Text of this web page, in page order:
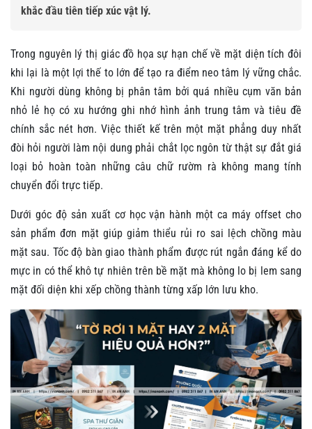
khắc đầu tiên tiếp xúc vật lý.
Trong nguyên lý thị giác đồ họa sự hạn chế về mặt diện tích đôi
khi lại là một lợi thế to lớn để tạo ra điểm neo tâm lý vững chắc.
Khi người dùng không bị phân tâm bởi quá nhiều cụm văn bản
nhỏ lẻ họ có xu hướng ghi nhớ hình ảnh trung tâm và tiêu đề
chính sắc nét hơn. Việc thiết kế trên một mặt phẳng duy nhất
đòi hỏi người làm nội dung phải chắt lọc ngôn từ thật sự đắt giá
loại bỏ hoàn toàn những câu chữ rườm rà không mang tính
chuyển đổi trực tiếp.
Dưới góc độ sản xuất cơ học vận hành một ca máy offset cho
sản phẩm đơn mặt giúp giảm thiểu rủi ro sai lệch chồng màu
mặt sau. Tốc độ bàn giao thành phẩm được rút ngắn đáng kể do
mực in có thể khô tự nhiên trên bề mặt mà không lo bị lem sang
mặt đối diện khi xếp chồng thành từng xấp lớn lưu kho.